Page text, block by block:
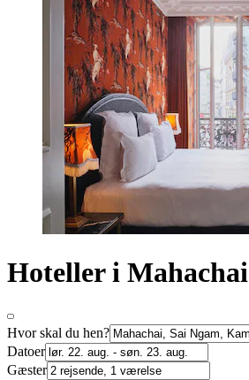
Hoteller i Mahachai
Hvor skal du hen?
Datoer
Gæster